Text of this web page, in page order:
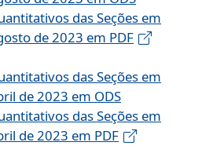
das Seções em
de 2023 em PDF
das Seções em
de 2023 em ODS
das Seções em
de 2023 em PDF